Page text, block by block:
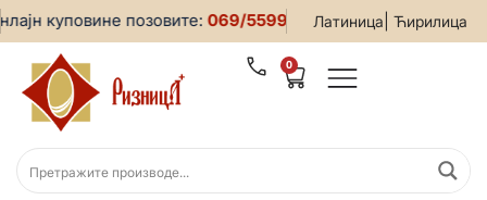
Латиница Ћирилица
куповине позовите:069/5599-019• За све
0